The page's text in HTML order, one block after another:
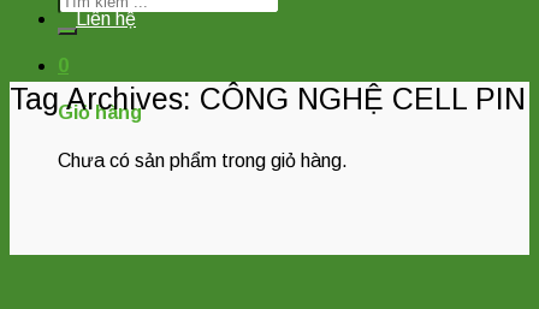
kiếm:
0
Giỏ hàng
Chưa có sản phẩm trong giỏ hàng.
Liên hệ
Tag Archives: CÔNG NGHỆ CELL PIN